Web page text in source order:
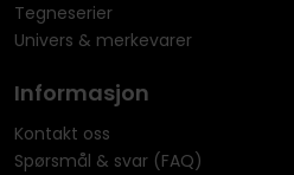
Tegneserier
Univers & merkevarer
Informasjon
Kontakt oss
Spørsmål & svar (FAQ)